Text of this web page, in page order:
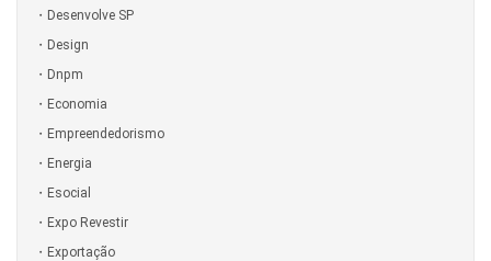
Desenvolve SP
Design
Dnpm
Economia
Empreendedorismo
Energia
Esocial
Expo Revestir
Exportação